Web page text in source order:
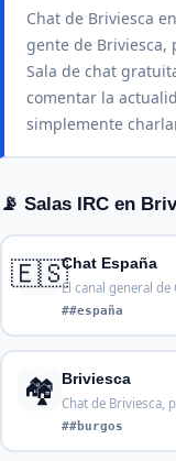
Chat de Briviesca
gente de Briviesca,
Sala de chat
comentar la
simplemente
📡 Salas IRC en
🇪🇸Chat España
El canal general de
##españa
🏘️ Briviesca
Chat de Briviesca,
##burgos